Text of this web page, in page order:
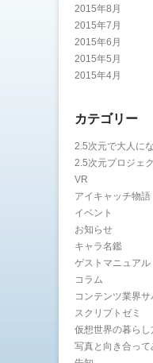
2015年8月
2015年7月
2015年6月
2015年5月
2015年4月
カテゴリー
2.5次元で大人に
2.5次元プロジェ
VR
アイキャッチ物語
イベント
お知らせ
キャラ名鑑
ゲストマニュアル
コラム
コンテンツ業界
スクリプトゼミ
仮想世界の暮らし
写真と向き合って